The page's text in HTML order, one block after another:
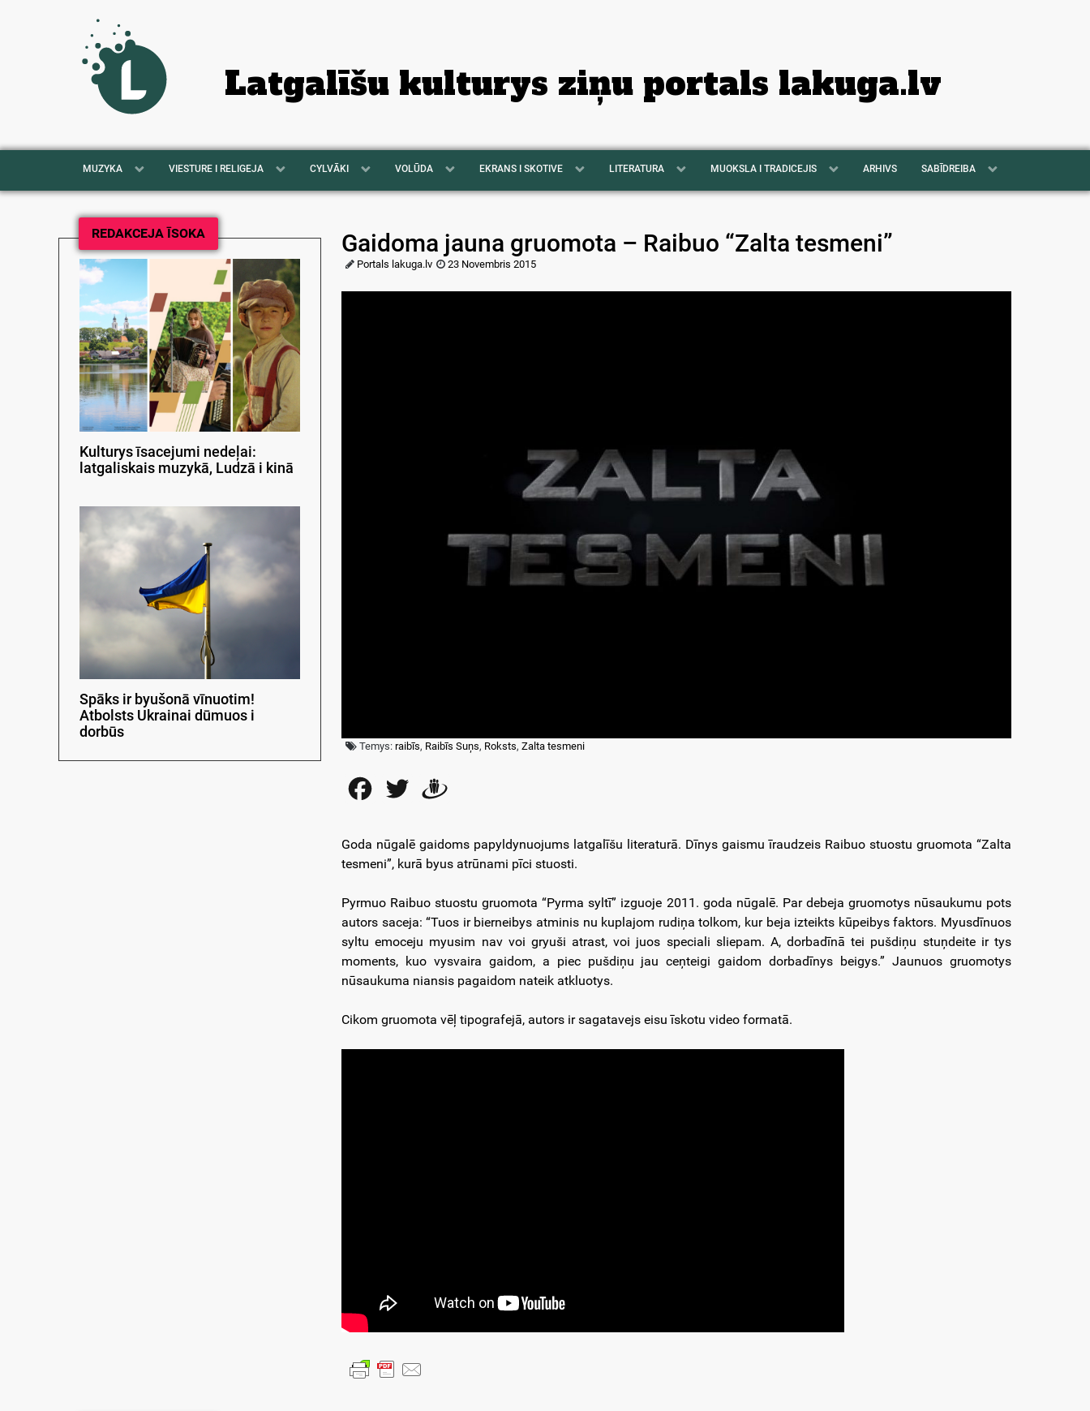
Latgalīšu kulturys ziņu portals lakuga.lv
MUZYKA VIESTURE I RELIGEJA CYLVĀKI VOLŪDA EKRANS I SKOTIVE LITERATURA MUOKSLA I TRADICEJIS ARHIVS SABĪDREIBA
REDAKCEJA ĪSOKA
Kulturys īsacejumi nedeļai:
latgaliskais muzykā, Ludzā i kinā
Spāks ir byušonā vīnuotim!
Atbolsts Ukrainai dūmuos i
dorbūs
Gaidoma jauna gruomota – Raibuo “Zalta tesmeni”
Portals lakuga.lv 23 Novembris 2015
Temys: raibīs, Raibīs Suņs, Roksts, Zalta tesmeni
FacebookTwitter
Goda nūgalē gaidoms papyldynuojums latgalīšu literaturā. Dīnys gaismu īraudzeis Raibuo stuostu gruomota “Zalta
tesmeni”, kurā byus atrūnami pīci stuosti.
Pyrmuo Raibuo stuostu gruomota “Pyrma syltī” izguoje 2011. goda nūgalē. Par debeja gruomotys nūsaukumu pots
autors saceja: “Tuos ir bierneibys atminis nu kuplajom rudiņa tolkom, kur beja izteikts kūpeibys faktors. Myusdīnuos
syltu emoceju myusim nav voi gryuši atrast, voi juos speciali sliepam. A, dorbadīnā tei pušdiņu stuņdeite ir tys
moments, kuo vysvaira gaidom, a piec pušdiņu jau ceņteigi gaidom dorbadīnys beigys.” Jaunuos gruomotys
nūsaukuma niansis pagaidom nateik atkluotys.
Cikom gruomota vēļ tipografejā, autors ir sagatavejs eisu īskotu video formatā.